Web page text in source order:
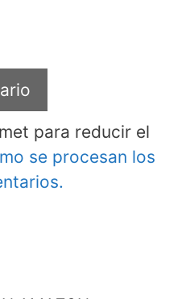
para reducir el
se procesan los